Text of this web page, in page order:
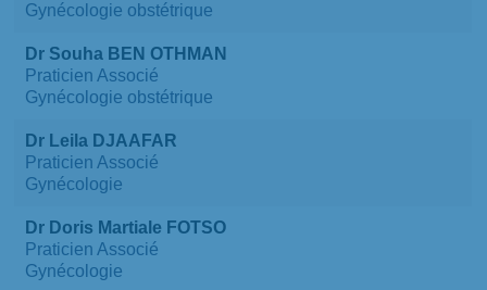
Gynécologie obstétrique
Dr Souha BEN OTHMAN
Praticien Associé
Gynécologie obstétrique
Dr Leila DJAAFAR
Praticien Associé
Gynécologie
Dr Doris Martiale FOTSO
Praticien Associé
Gynécologie